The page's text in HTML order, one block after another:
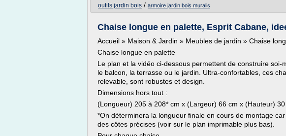
outils jardin bois / armoire jardin bois muralis
Chaise longue en palette, Esprit Cabane,
Accueil » Maison & Jardin » Meubles de jardin » Chaise
Chaise longue en palette
Le plan et la vidéo ci-dessous permettent de construire
le balcon, la terrasse ou le jardin. Ultra-confortables, ces
relevable, sont robustes et design.
Dimensions hors tout :
(Longueur) 205 à 208* cm x (Largeur) 66 cm x (Hauteur) 30
*On déterminera la longueur finale en cours de montage
des côtes précises (voir sur le plan imprimable plus bas).